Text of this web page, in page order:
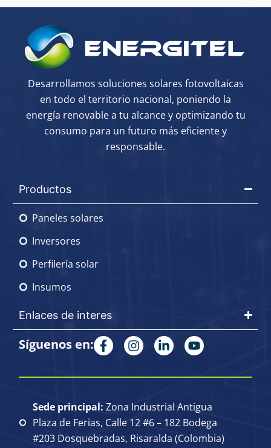
Desarrollamos soluciones solares fotovoltaicas
en todo el territorio nacional, poniendo la
energía renovable a tu alcance y optimizando tu
consumo para un futuro más eficiente y
responsable.
Productos
Paneles solares
Inversores
Perfilería solar
Insumos
Enlaces de interes
Síguenos en:
Sede principal: Zona Industrial Antigua
Plaza de Ferias, Calle 12 #6 – 182 Bodega
#203 Dosquebradas, Risaralda (Colombia)